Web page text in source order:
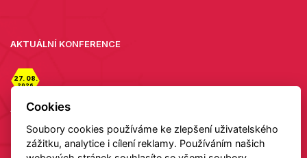
AKTUÁLNÍ KONFERENCE
27. 08.
2026
Diamanty zblízka: setkání v showroomu TIAMI
Detail
Cookies
Soubory cookies používáme ke zlepšení uživatelského
zážitku, analytice i cílení reklamy. Používáním našich